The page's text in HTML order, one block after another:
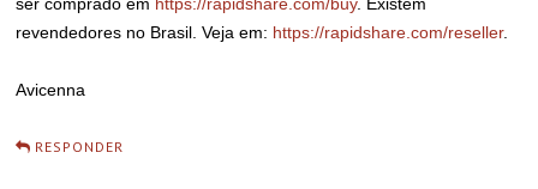
revendedores no Brasil. Veja em: https://rapidshare.com/reseller.
Avicenna
RESPONDER